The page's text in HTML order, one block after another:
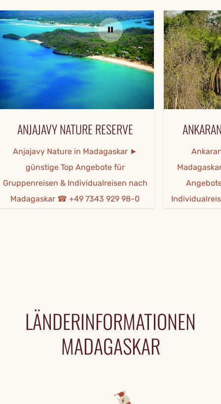
NATURE RESERVE
Nature in Madagaskar ►
Top Angebote für
& Individualreisen nach
☎ +49 7343 929 98-0
ANKARANA
Ankarana
Madagaskar ►
Angebote für
Individualreisen ☎
LÄNDERINFORMATIONEN
MADAGASKAR